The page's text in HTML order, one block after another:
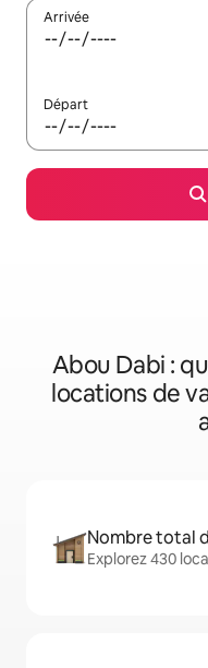
Arrivée
Départ
Abou Dabi :
locations de
Nombre total
Explorez 430